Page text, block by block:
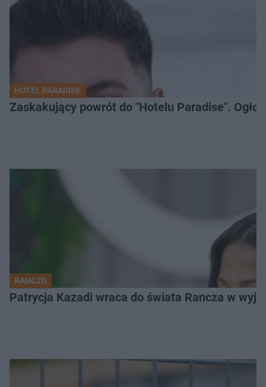
HOTEL PARADISE
Zaskakujący powrót do "Hotelu Paradise".
RANCZO
Patrycja Kazadi wraca do świata Rancza w